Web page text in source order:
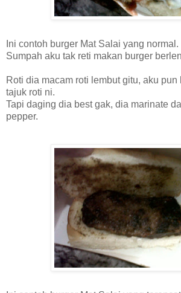
Ini contoh burger Mat Salai yang
Sumpah aku tak reti makan burger
Roti dia macam roti lembut gitu, aku
tajuk roti ni.
Tapi daging dia best gak, dia marinate
pepper.